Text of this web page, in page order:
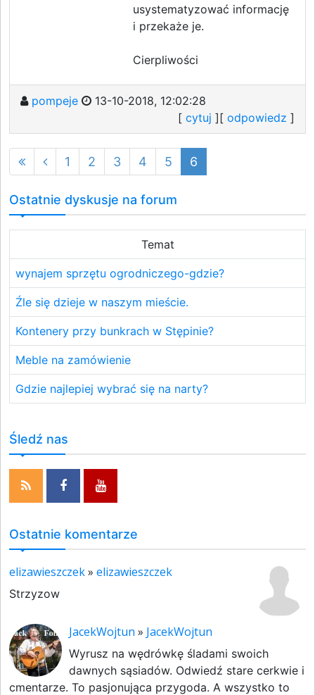
usystematyzować informację
i przekaże je.
Cierpliwości
pompeje
13-10-2018, 12:02:28
[ cytuj ][ odpowiedz ]
1 2 3 4 5 6
Ostatnie dyskusje na forum
Temat
wynajem sprzętu ogrodniczego-gdzie?
Źle się dzieje w naszym mieście.
Kontenery przy bunkrach w Stępinie?
Meble na zamówienie
Gdzie najlepiej wybrać się na narty?
Śledź nas
Ostatnie komentarze
elizawieszczek» elizawieszczek
Strzyzow
JacekWojtun » JacekWojtun
Wyrusz na wędrówkę śladami swoich
dawnych sąsiadów. Odwiedź stare cerkwie i
cmentarze. To pasjonująca przygoda. A wszystko to